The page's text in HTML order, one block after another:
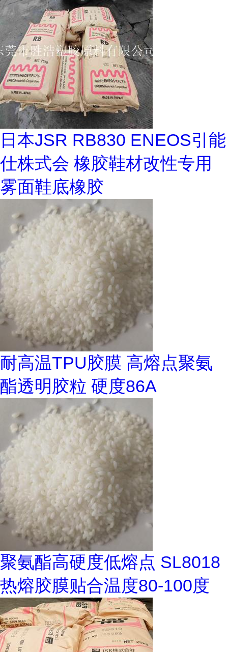
日本JSR RB830 ENEOS引能
仕株式会 橡胶鞋材改性专用
雾面鞋底橡胶
耐高温TPU胶膜 高熔点聚氨
酯透明胶粒 硬度86A
聚氨酯高硬度低熔点 SL8018
热熔胶膜贴合温度80-100度